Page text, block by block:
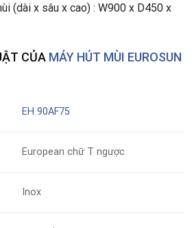
(dài x sâu x cao) : W900 x D450 x
CỦA MÁY HÚT MÙI EUROSUN
EH 90AF75
European chữ T ngược
Inox